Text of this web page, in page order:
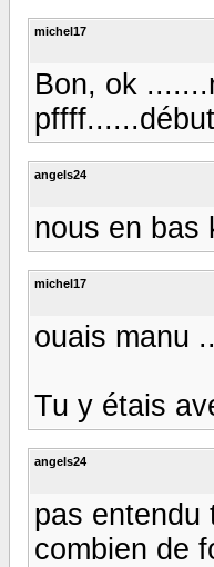
michel17
Bon, ok
angels24
nous en bas
michel17
ouais manu
Tu y étais
angels24
pas entendu
combien de